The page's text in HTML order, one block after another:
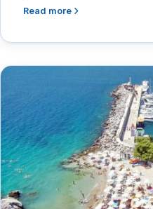
Read more